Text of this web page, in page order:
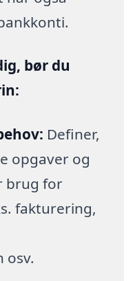
bør du
Definer,
opgaver og
brug for
fakturering,
osv.